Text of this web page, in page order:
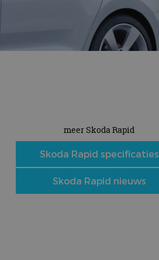
meer Skoda Rapid
Skoda Rapid specificaties
Skoda Rapid nieuws